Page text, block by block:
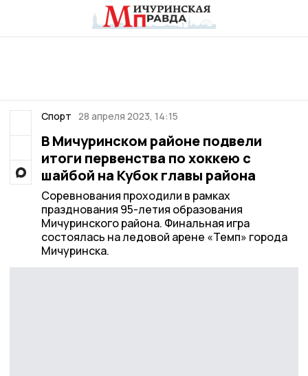
Спорт 28 апреля 2023, 14:15
В Мичуринском районе подвели
итоги первенства по хоккею с
шайбой на Кубок главы района
Соревнования проходили в рамках
празднования 95-летия образования
Мичуринского района. Финальная игра
состоялась на ледовой арене «Темп» города
Мичуринска.